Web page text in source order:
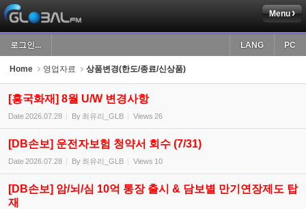
Menu
로그인... PC
LANG
Home 영업자료 상품변경(한도/종료/신상품)
[흥국화재] 8월 U/W 변경사항
Date2026.07.28 By 최유리_GLB Views 26
[DB손보] 운전자보험 청약서 회수 (7/31)
Date2026.07.28 By 최유리_GLB Views 10
[DB손보] 암/뇌/심 10억 통장 출시 & 담보별 만기연장제도 탑
재
Sketchbook5, 스케치북5
Sketchbook5, 스케치북5